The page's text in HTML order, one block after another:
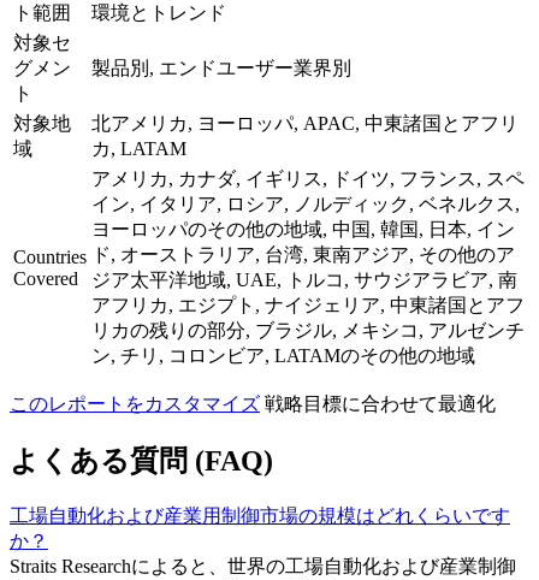
ト範囲
環境とトレンド
対象セ
グメン
ト
製品別, エンドユーザー業界別
対象地
域
北アメリカ, ヨーロッパ, APAC, 中東諸国とアフリ
カ, LATAM
Countries
Covered
アメリカ, カナダ, イギリス, ドイツ, フランス, スペ
イン, イタリア, ロシア, ノルディック, ベネルクス,
ヨーロッパのその他の地域, 中国, 韓国, 日本, イン
ド, オーストラリア, 台湾, 東南アジア, その他のア
ジア太平洋地域, UAE, トルコ, サウジアラビア, 南
アフリカ, エジプト, ナイジェリア, 中東諸国とアフ
リカの残りの部分, ブラジル, メキシコ, アルゼンチ
ン, チリ, コロンビア, LATAMのその他の地域
このレポートをカスタマイズ 戦略目標に合わせて最適化
よくある質問 (FAQ)
工場自動化および産業用制御市場の規模はどれくらいです
か？
Straits Researchによると、世界の工場自動化および産業制御